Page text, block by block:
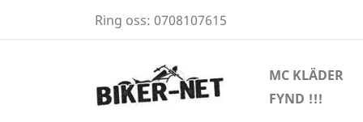
Ring oss: 0708107615
MC KLÄDER
FYND !!!